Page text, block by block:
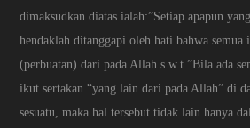
dimaksudkan diatas ialah:”Setiap apapun
hendaklah ditanggapi oleh hati bahwa semua
(perbuatan) dari pada Allah s.w.t.”Bila ada
ikut sertakan “yang lain dari pada Allah” di
sesuatu, maka hal tersebut tidak lain hanya